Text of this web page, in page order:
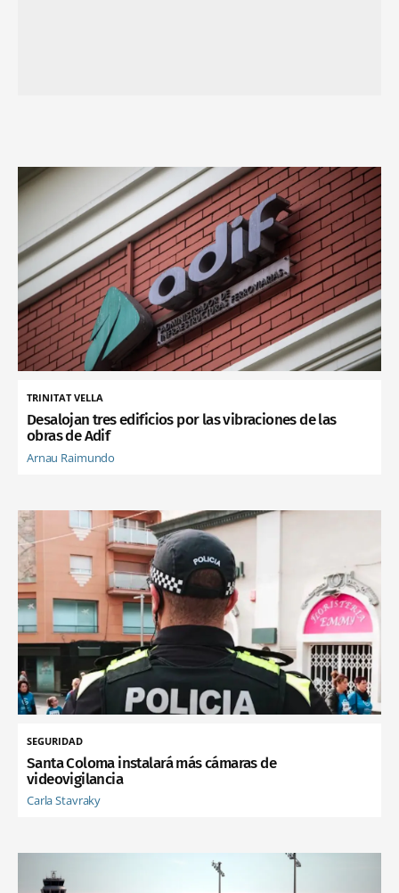
TRINITAT VELLA
Desalojan tres edificios por las vibraciones de las
obras de Adif
Arnau Raimundo
SEGURIDAD
Santa Coloma instalará más cámaras de
videovigilancia
Carla Stavraky